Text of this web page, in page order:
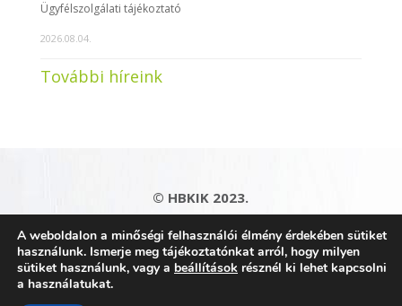
Ügyfélszolgálati tájékoztató
2026.08.04.
További híreink
© HBKIK 2023.
Adatkezelési tájékoztató|Impresszum|
Kapcsolat|Honlaptérkép
A weboldalon a minőségi felhasználói élmény érdekében sütiket
használunk. Ismerje meg tájékoztatónkat arról, hogy milyen
sütiket használunk, vagy a beállítások résznél ki lehet kapcsolni
a használatukat.